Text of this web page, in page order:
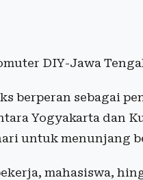
DIY-Jawa
berperan sebagai
Yogyakarta dan
untuk menunjang
mahasiswa,